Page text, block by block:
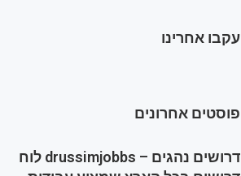
עקבו אחרינו
פוסטים אחרונים
דרושים נהגים – drussimjobbs לוח